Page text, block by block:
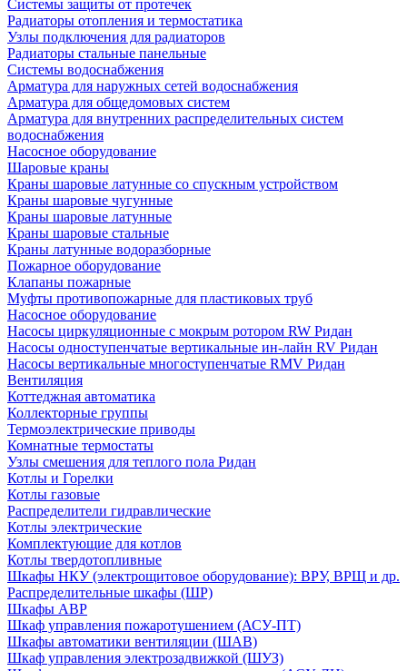
Системы защиты от протечек
Радиаторы отопления и термостатика
Узлы подключения для радиаторов
Радиаторы стальные панельные
Системы водоснабжения
Арматура для наружных сетей водоснабжения
Арматура для общедомовых систем
Арматура для внутренних распределительных систем
водоснабжения
Насосное оборудование
Шаровые краны
Краны шаровые латунные со спускным устройством
Краны шаровые чугунные
Краны шаровые латунные
Краны шаровые стальные
Краны латунные водоразборные
Пожарное оборудование
Клапаны пожарные
Муфты противопожарные для пластиковых труб
Насосное оборудование
Насосы циркуляционные с мокрым ротором RW Ридан
Насосы одноступенчатые вертикальные ин-лайн RV Ридан
Насосы вертикальные многоступенчатые RMV Ридан
Вентиляция
Коттеджная автоматика
Коллекторные группы
Термоэлектрические приводы
Комнатные термостаты
Узлы смешения для теплого пола Ридан
Котлы и Горелки
Котлы газовые
Распределители гидравлические
Котлы электрические
Комплектующие для котлов
Котлы твердотопливные
Шкафы НКУ (электрощитовое оборудование): ВРУ, ВРЩ и др.
Распределительные шкафы (ШР)
Шкафы АВР
Шкаф управления пожаротушением (АСУ-ПТ)
Шкафы автоматики вентиляции (ШАВ)
Шкаф управления электрозадвижкой (ШУЗ)